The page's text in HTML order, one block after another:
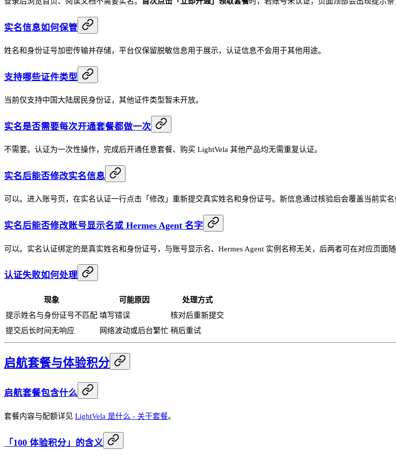
实名信息如何保管
姓名和身份证号加密传输并存储，平台仅保留脱敏信息用于展示，认证信息不会用于其他用途。
支持哪些证件类型
当前仅支持中国大陆居民身份证，其他证件类型暂未开放。
实名是否需要每次开通套餐都做一次
不需要。认证为一次性操作，完成后开通任意套餐、购买 LightVela 其他产品均无需重复认证。
实名后能否修改实名信息
可以。进入账号页，在实名认证一行点击「修改」重新提交真实姓名和身份证号。新信息通过核验后会覆盖当前实名
实名后能否修改账号显示名或 Hermes Agent 名字
可以。实名认证绑定的是真实姓名和身份证号，与账号显示名、Hermes Agent 实例名称无关，后两者可在对应页面随
认证失败如何处理
现象 可能原因
处理方式
提示姓名与身份证号不匹配 填写错误
核对后重新提交
提交后长时间无响应
网络波动或后台繁忙 稍后重试
启航套餐与体验积分
启航套餐包含什么
套餐内容与配额详见 LightVela 是什么 - 关于套餐。
「100 体验积分」的含义